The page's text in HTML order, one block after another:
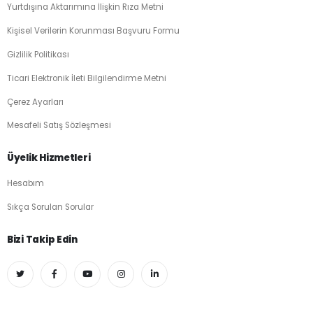
Yurtdışına Aktarımına İlişkin Rıza Metni
Kişisel Verilerin Korunması Başvuru Formu
Gizlilik Politikası
Ticari Elektronik İleti Bilgilendirme Metni
Çerez Ayarları
Mesafeli Satış Sözleşmesi
Üyelik Hizmetleri
Hesabım
Sıkça Sorulan Sorular
Bizi Takip Edin